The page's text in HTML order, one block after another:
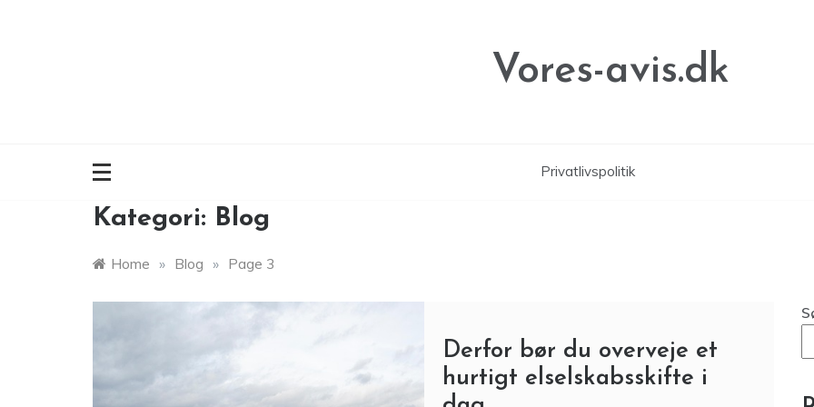
Vores-avis.dk
Privatlivspolitik
Kategori: Blog
Home » Blog » Page 3
Derfor bør du overveje et
hurtigt elselskabsskifte i